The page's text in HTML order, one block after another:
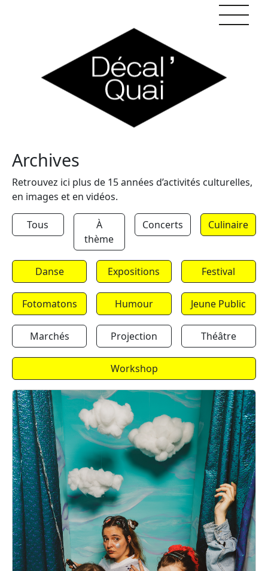
Archives
Retrouvez ici plus de 15 années d’activités culturelles,
en images et en vidéos.
Tous
À
thème
Concerts Culinaire
Danse Expositions Festival
Fotomatons Humour Jeune Public
Marchés Projection Théâtre
Workshop